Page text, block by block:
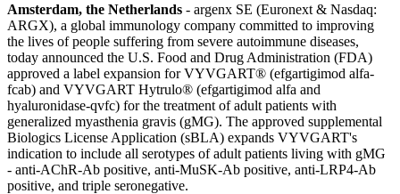
Amsterdam, the Netherlands - argenx SE (Euronext & Nasdaq:
ARGX), a global immunology company committed to improving
the lives of people suffering from severe autoimmune diseases,
today announced the U.S. Food and Drug Administration (FDA)
approved a label expansion for VYVGART® (efgartigimod alfa-
fcab) and VYVGART Hytrulo® (efgartigimod alfa and
hyaluronidase-qvfc) for the treatment of adult patients with
generalized myasthenia gravis (gMG). The approved supplemental
Biologics License Application (sBLA) expands VYVGART's
indication to include all serotypes of adult patients living with gMG
- anti-AChR-Ab positive, anti-MuSK-Ab positive, anti-LRP4-Ab
positive, and triple seronegative.